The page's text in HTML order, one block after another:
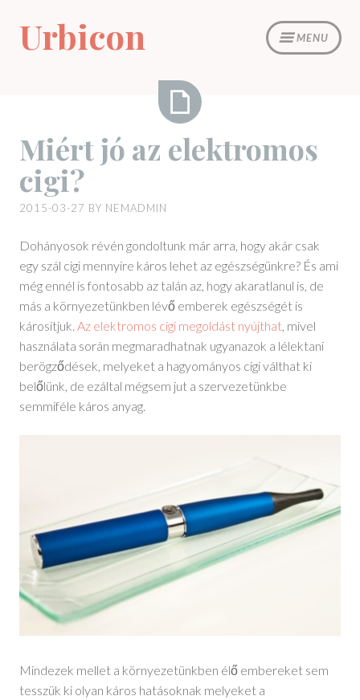
content
MENU
Urbicon
jó
cigi?
Miért jó az elektromos
cigi?
2015-03-27 BY NEMADMIN
Dohányosok révén gondoltunk már arra, hogy akár csak
egy szál cigi mennyire káros lehet az egészségünkre? És ami
még ennél is fontosabb az talán az, hogy akaratlanul is, de
más a környezetünkben lévő emberek egészségét is
károsítjuk. Az elektromos cigi megoldást nyújthat , mivel
használata során megmaradhatnak ugyanazok a lélektani
berögződések, melyeket a hagyományos cigi válthat ki
belőlünk, de ezáltal mégsem jut a szervezetünkbe
semmiféle káros anyag.
Mindezek mellet a környezetünkben élő embereket sem
tesszük ki olyan káros hatásoknak melyeket a